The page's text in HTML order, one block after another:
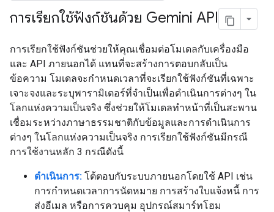
การเรียกใช้ฟังก์ชันด้วย Gemini API
การเรียกใช้ฟังก์ชันช่วยให้คุณเชื่อมต่อโมเดลกับเครื่องมือ
และ API ภายนอกได้ แทนที่จะสร้างการตอบกลับเป็น
ข้อความ โมเดลจะกำหนดเวลาที่จะเรียกใช้ฟังก์ชันที่เฉพาะ
เจาะจงและระบุพารามิเตอร์ที่จำเป็นเพื่อดำเนินการต่างๆ ใน
โลกแห่งความเป็นจริง ซึ่งช่วยให้โมเดลทำหน้าที่เป็นสะพาน
เชื่อมระหว่างภาษาธรรมชาติกับข้อมูลและการดำเนินการ
ต่างๆ ในโลกแห่งความเป็นจริง การเรียกใช้ฟังก์ชันมีกรณี
การใช้งานหลัก 3 กรณีดังนี้
ดำเนินการ: โต้ตอบกับระบบภายนอกโดยใช้ API เช่น
การกำหนดเวลาการนัดหมาย การสร้างใบแจ้งหนี้ การ
ส่งอีเมล หรือการควบคุม อุปกรณ์สมาร์ทโฮม